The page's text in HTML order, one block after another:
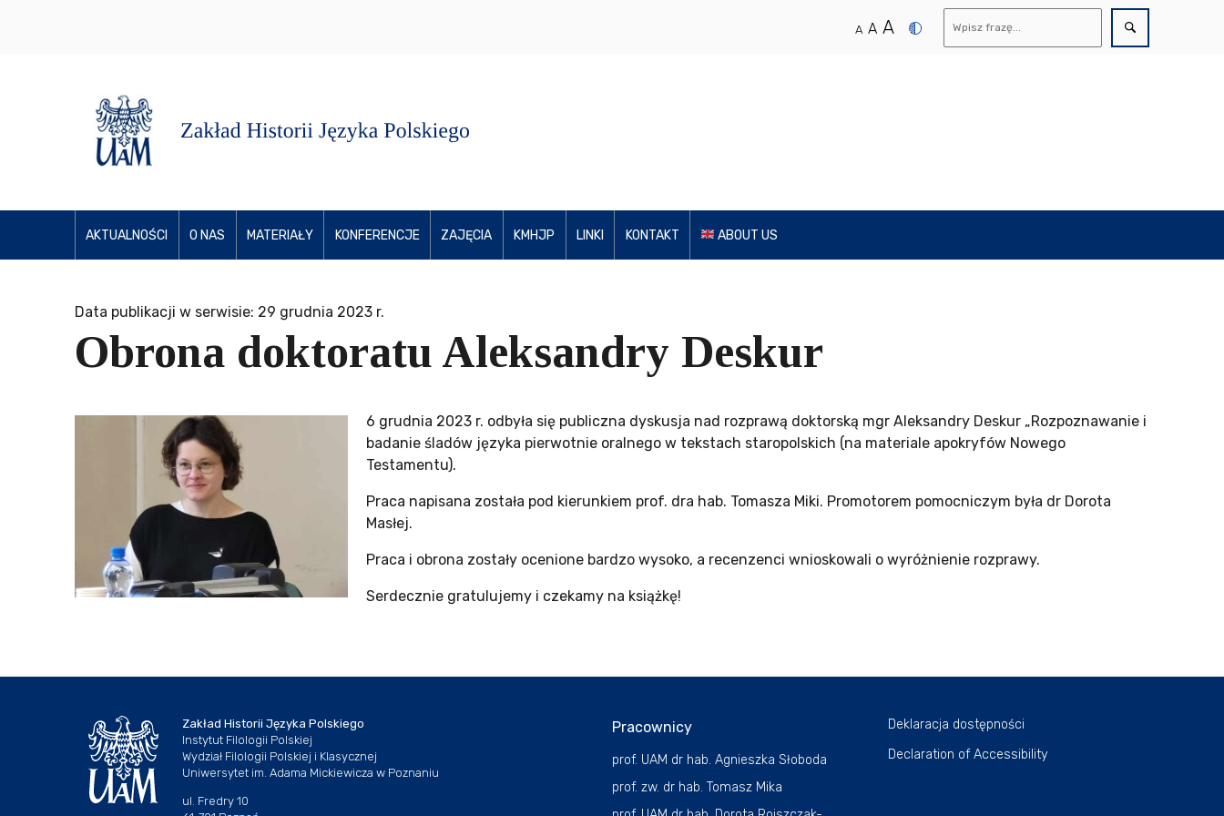
A A A
AKTUALNOŚCI O NAS MATERIAŁY KONFERENCJE ZAJĘCIA KMHJP LINKI KONTAKT ABOUT US
Data publikacji w serwisie: 29 grudnia 2023 r.
Obrona doktoratu Aleksandry Deskur
6 grudnia 2023 r. odbyła się publiczna dyskusja nad rozprawą doktorską mgr Aleksandry Deskur „Rozpoznawanie i
badanie śladów języka pierwotnie oralnego w tekstach staropolskich (na materiale apokryfów Nowego
Testamentu).
Praca napisana została pod kierunkiem prof. dra hab. Tomasza Miki. Promotorem pomocniczym była dr Dorota
Masłej.
Praca i obrona zostały ocenione bardzo wysoko, a recenzenci wnioskowali o wyróżnienie rozprawy.
Serdecznie gratulujemy i czekamy na książkę!
Zakład Historii Języka Polskiego
Instytut Filologii Polskiej
Wydział Filologii Polskiej i Klasycznej
Uniwersytet im. Adama Mickiewicza w Poznaniu
ul. Fredry 10
Pracownicy
prof. UAM dr hab. Agnieszka Słoboda
prof. zw. dr hab. Tomasz Mika
Deklaracja dostępności
Declaration of Accessibility